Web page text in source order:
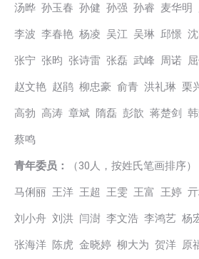
汤晔 孙玉春 孙健 孙强 孙睿 麦华明
李波 李春艳 杨凌 吴江 吴琳 邱憬
张宁 张昀 张诗雷 张磊 武峰 周诺
赵文艳 赵鹃 柳忠豪 俞青 洪礼琳 栗
高勃 高涛 章斌 隋磊 彭歆 蒋楚剑
蔡鸣
青年委员： （30人，按姓氏笔画排序）
马俐丽 王洋 王超 王雯 王富 王婷
刘小舟 刘洪 闫澍 李文浩 李鸿艺 杨
张海洋 陈虎 金晓婷 柳大为 贺洋 原